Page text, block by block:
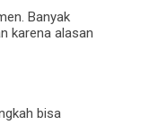
Banyak
karena alasan
bisa